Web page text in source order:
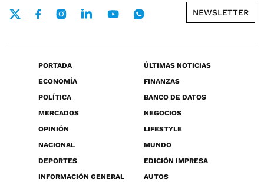
NEWSLETTER
PORTADA
ÚLTIMAS NOTICIAS
ECONOMÍA
FINANZAS
POLÍTICA
BANCO DE DATOS
MERCADOS
NEGOCIOS
OPINIÓN
LIFESTYLE
NACIONAL
MUNDO
DEPORTES
EDICIÓN IMPRESA
INFORMACIÓN GENERAL
AUTOS